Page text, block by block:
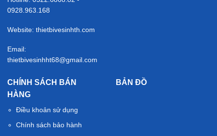
0928.963.168
Website: thietbivesinhth.com
Email:
thietbivesinhht68@gmail.com
CHÍNH SÁCH BÁN
HÀNG
Điều khoản sử dụng
Chính sách bảo hành
BẢN ĐỒ